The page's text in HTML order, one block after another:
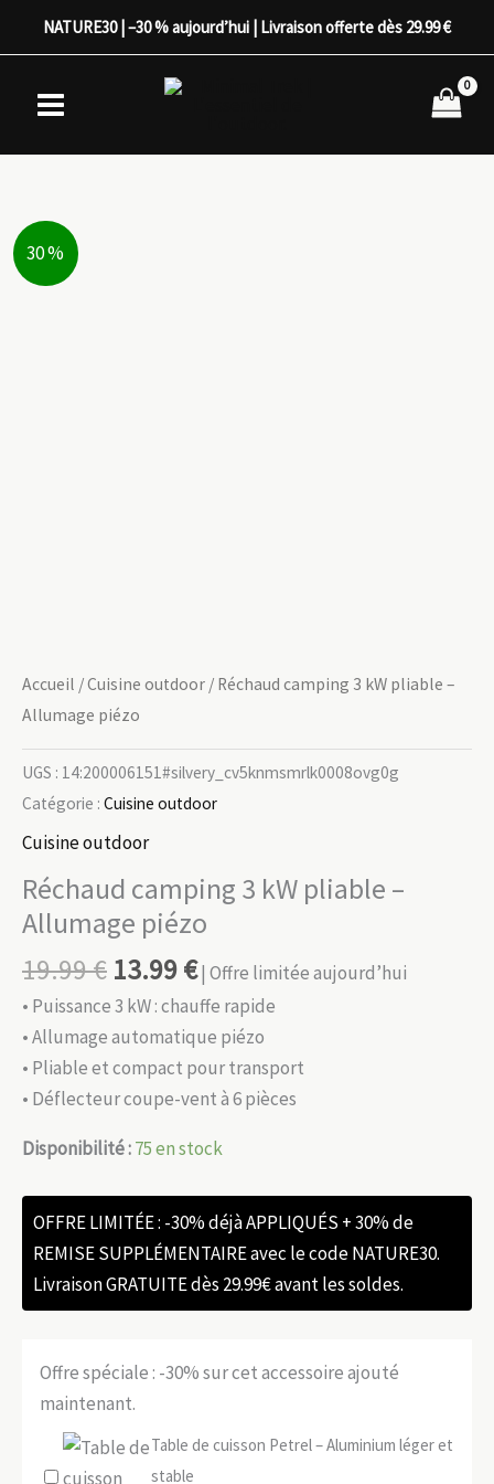
NATURE30 | –30 % aujourd’hui | Livraison offerte dès 29.99 €
30 %
Accueil /Cuisine outdoor / Réchaud camping 3 kW pliable –
Allumage piézo
UGS : 14:200006151#silvery_cv5knmsmrlk0008ovg0g
Catégorie : Cuisine outdoor
Cuisine outdoor
Réchaud camping 3 kW pliable –
Allumage piézo
19.99€ 13.99€| Offre limitée aujourd’hui
• Puissance 3 kW : chauffe rapide
• Allumage automatique piézo
• Pliable et compact pour transport
• Déflecteur coupe-vent à 6 pièces
Disponibilité :75 en stock
OFFRE LIMITÉE : -30% déjà APPLIQUÉS + 30% de
REMISE SUPPLÉMENTAIRE avec le code NATURE30.
Livraison GRATUITE dès 29.99€ avant les soldes.
Offre spéciale : -30% sur cet accessoire ajouté
maintenant.
Table de cuisson Petrel – Aluminium léger et
stable